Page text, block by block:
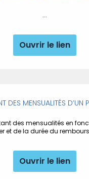
...
Ouvrir le lien
DES MENSUALITÉS D’UN
des mensualités en
et de la durée du
Ouvrir le lien